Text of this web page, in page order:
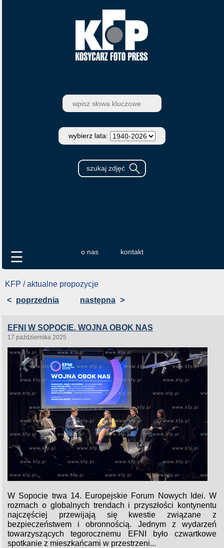
wybierz lata:
o nas kontakt
☰
KFP / aktualne propozycje
< poprzednia następna >
EFNI W SOPOCIE. WOJNA OBOK NAS
17 października 2025
W Sopocie trwa 14. Europejskie Forum Nowych Idei. W
rozmach o globalnych trendach i przyszłości kontynentu
najczęściej przewijają się kwestie związane z
bezpieczeństwem i obronnością. Jednym z wydarzeń
towarzyszących tegorocznemu EFNI było czwartkowe
spotkanie z mieszkańcami w przestrzeni...